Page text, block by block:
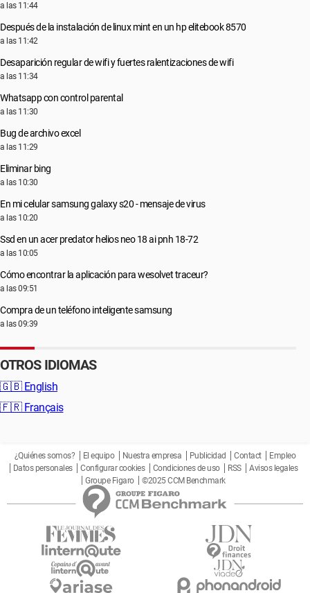
a las 11:44
Después de la instalación de linux mint en un hp elitebook 8570
a las 11:42
Desaparición regular de wifi y fuertes ralentizaciones de wifi
a las 11:34
Whatsapp con control parental
a las 11:30
Bug de archivo excel
a las 11:29
Eliminar bing
a las 10:30
En mi celular samsung galaxy s20 - mensaje de virus
a las 10:20
Ssd en un acer predator helios neo 18 ai pnh 18-72
a las 10:05
Cómo encontrar la aplicación para wesolvet traceur?
a las 09:51
Compra de un teléfono inteligente samsung
a las 09:39
OTROS IDIOMAS
🇬🇧 English
🇫🇷 Français
¿Quiénes somos? El equipo Nuestra empresa Publicidad Contact
Empleo
Datos personales
Configurar cookies Condiciones de uso RSS
Avisos legales
Groupe Figaro
©2025 CCM Benchmark